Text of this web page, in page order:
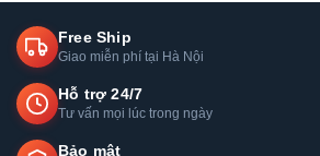
Free Ship
Giao miễn phí tại Hà Nội
Hỗ trợ 24/7
Tư vấn mọi lúc trong ngày
Bảo mật